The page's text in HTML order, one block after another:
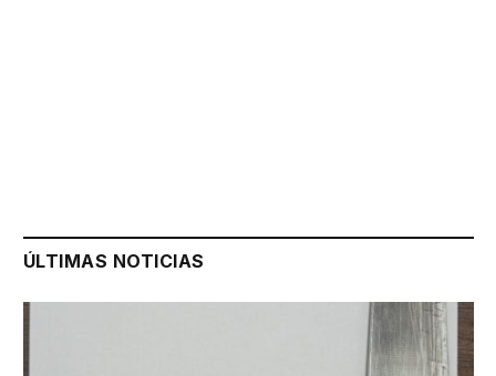
ÚLTIMAS NOTICIAS